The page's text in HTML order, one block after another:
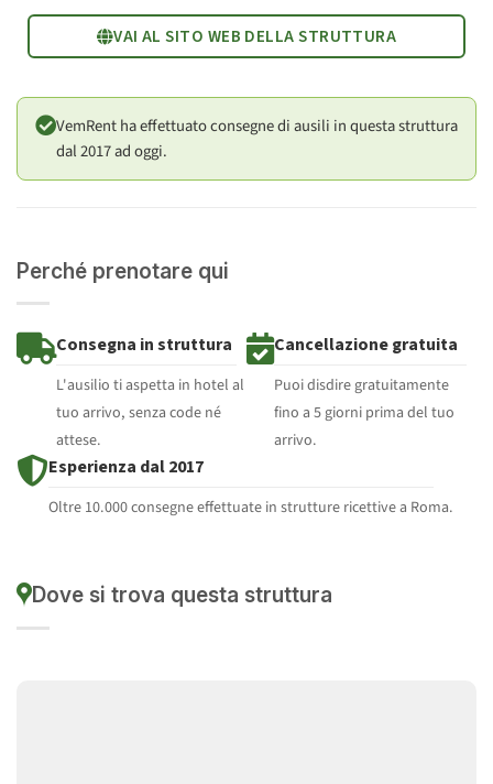
VAI AL SITO WEB DELLA STRUTTURA
VemRent ha effettuato consegne di ausili in questa struttura
dal 2017 ad oggi.
Perché prenotare qui
Consegna in struttura
L'ausilio ti aspetta in hotel al
tuo arrivo, senza code né
attese.
Cancellazione gratuita
Puoi disdire gratuitamente
fino a 5 giorni prima del tuo
arrivo.
Esperienza dal 2017
Oltre 10.000 consegne effettuate in strutture ricettive a Roma.
Dove si trova questa struttura